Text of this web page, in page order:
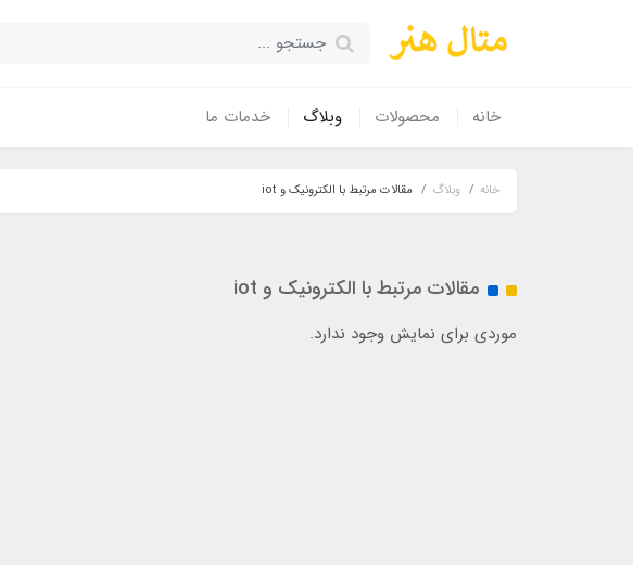
خانه محصولات وبلاگ خدمات ما
خانه وبلاگ مقالات مرتبط با الکترونیک و iot
مقالات مرتبط با الکترونیک و iot
موردی برای نمایش وجود ندارد.